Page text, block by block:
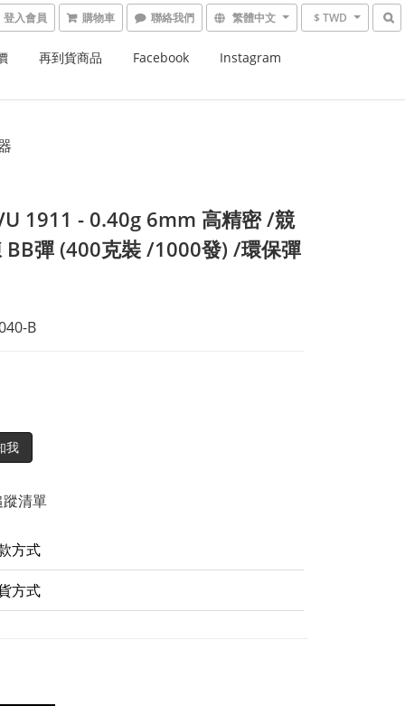
登入會員 購物車 繁體中文 $ TWD
再到貨商品 Facebook Instagram
1911 - 0.40g 6mm 高精密 /競
BB彈 (400克裝 /1000發) /環保彈
B
我
清單
方式
方式